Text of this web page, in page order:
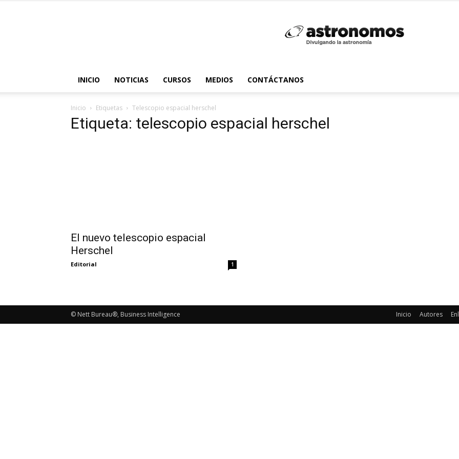
INICIO NOTICIAS CURSOS MEDIOS CONTÁCTANOS
Inicio Etiquetas Telescopio espacial herschel
Etiqueta: telescopio espacial herschel
El nuevo telescopio espacial
Herschel
Editorial 1
Inicio Autores
© Nett Bureau®, Business Intelligence